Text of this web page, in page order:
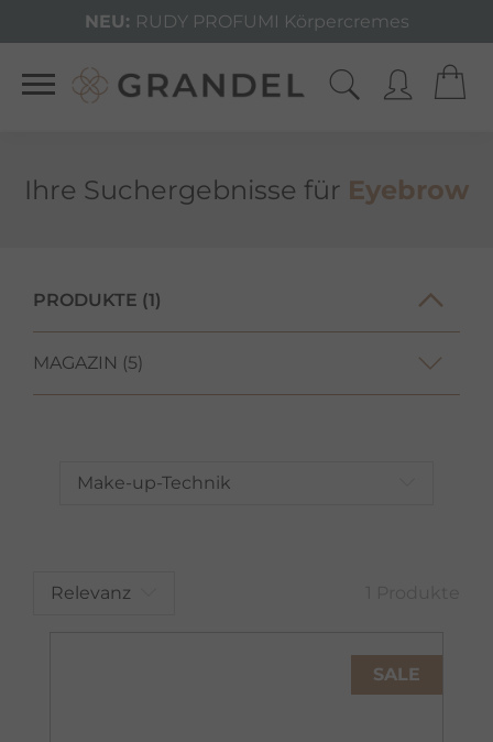
NEU: RUDY PROFUMI Körpercremes
Ihre Such­ergeb­nisse für Eyebrow
PRODUKTE (1)
MAGAZIN (5)
Make-up-Technik
Relevanz
SALE